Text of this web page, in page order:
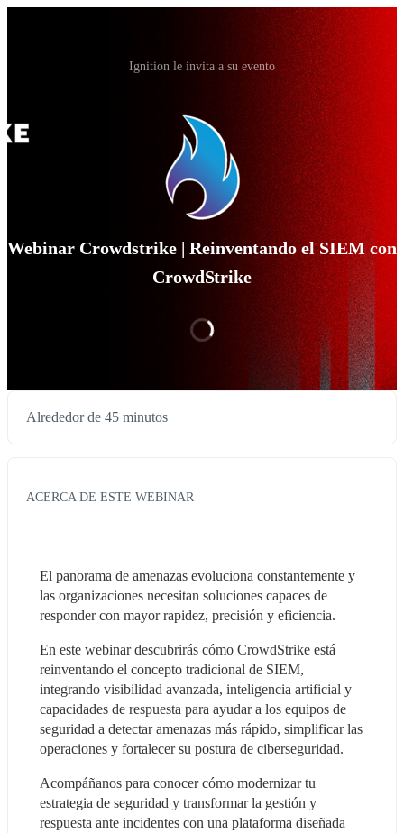
Ignition le invita a su evento
Webinar Crowdstrike | Reinventando el SIEM con
CrowdStrike
Alrededor de 45 minutos
ACERCA DE ESTE WEBINAR
El panorama de amenazas evoluciona constantemente y
las organizaciones necesitan soluciones capaces de
responder con mayor rapidez, precisión y eficiencia.
En este webinar descubrirás cómo CrowdStrike está
reinventando el concepto tradicional de SIEM,
integrando visibilidad avanzada, inteligencia artificial y
capacidades de respuesta para ayudar a los equipos de
seguridad a detectar amenazas más rápido, simplificar las
operaciones y fortalecer su postura de ciberseguridad.
Acompáñanos para conocer cómo modernizar tu
estrategia de seguridad y transformar la gestión y
respuesta ante incidentes con una plataforma diseñada